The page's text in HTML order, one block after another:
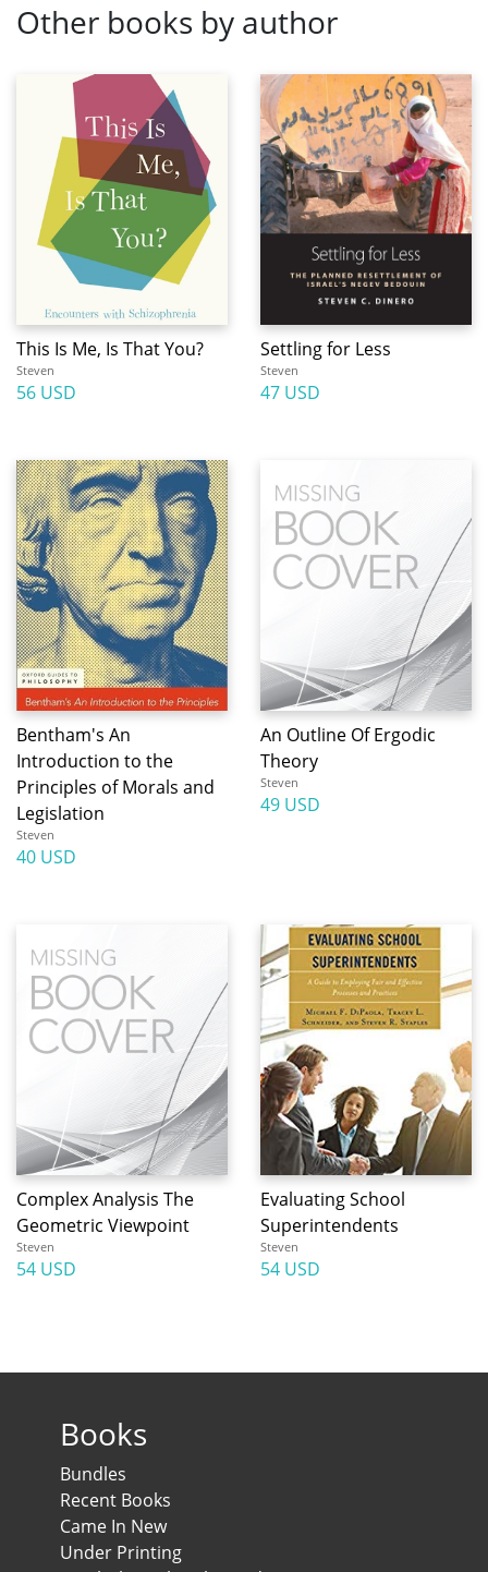
Other books by author
This Is Me, Is That You?
Steven
56 USD
Settling for Less
Steven
47 USD
Bentham's An
Introduction to the
Principles of Morals and
Legislation
Steven
40 USD
An Outline Of Ergodic
Theory
Steven
49 USD
Complex Analysis The
Geometric Viewpoint
Steven
54 USD
Evaluating School
Superintendents
Steven
54 USD
Books
Bundles
Recent Books
Came In New
Under Printing